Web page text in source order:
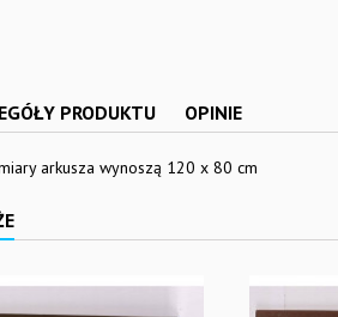
PRODUKTU OPINIE
arkusza wynoszą 120 x 80 cm